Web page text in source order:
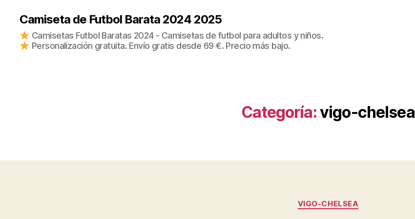
Camiseta de Futbol Barata 2024 2025
Camisetas Futbol Baratas 2024 - Camisetas de futbol para adultos y niños.
Personalización gratuita. Envío gratis desde 69 €. Precio más bajo.
Categoría:vigo-chelsea
Categorías
VIGO-CHELSEA